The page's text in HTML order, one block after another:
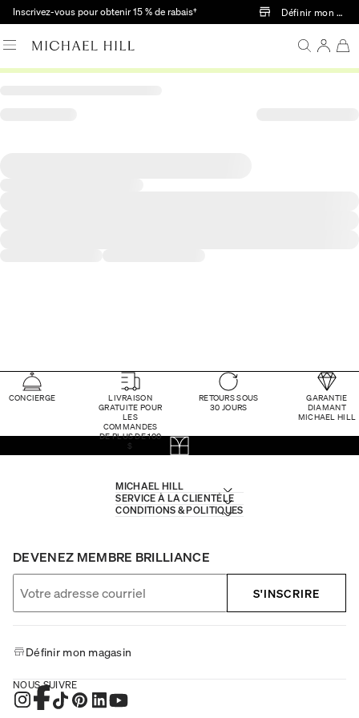
Passer au contenu principal
Inscrivez-vous pour obtenir 15 % de rabais† Définir mon
CONCIERGE
LIVRAISON
GRATUITE POUR
LES
COMMANDES
DE PLUS DE 100
$
RETOURS SOUS
30 JOURS
GARANTIE
DIAMANT
MICHAEL HILL
MICHAEL HILL
SERVICE À LA CLIENTÈLE
CONDITIONS & POLITIQUES
DEVENEZ MEMBRE BRILLIANCE
S'INSCRIRE
Définir mon magasin
NOUS SUIVRE